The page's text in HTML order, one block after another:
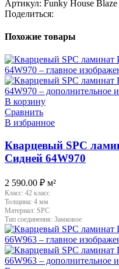
Артикул: Funky House Blaze
Поделиться:
Похожие товары
В корзину
Сравнить
В избранное
Кварцевый SPC
Сидней 64W970
2 590.00 ₽ м²
Класс: 42 класс
Толщина: 4 мм
Материал: SPC
Тип соединения: Замковое